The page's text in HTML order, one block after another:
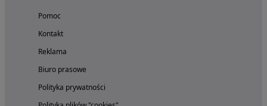
Pomoc
Kontakt
Reklama
Biuro prasowe
Polityka prywatności